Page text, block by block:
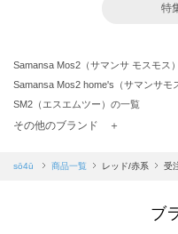
特
Samansa Mos2（サマンサ モスモス
Samansa Mos2 home's（サマンサモ
SM2（エスエムツー）の一覧
TSUHARU by Samansa Mos2（ツハ
Samansa Mos2 blue（サマンサモス
その他のブランド ＋
sō4ū 商品一覧 レッド/赤系 受
ブ